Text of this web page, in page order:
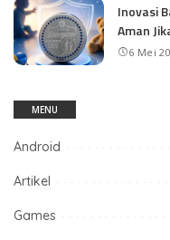
Inovasi
Aman
6 Mei
MENU
Android
Artikel
Games